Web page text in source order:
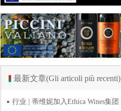
最新文章(Gli articoli più recenti)